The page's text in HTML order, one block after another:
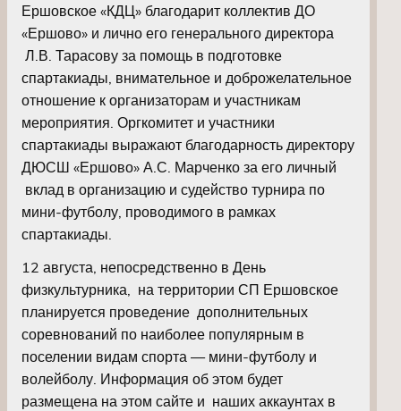
Ершовское «КДЦ» благодарит коллектив ДО
«Ершово» и лично его генерального директора
Л.В. Тарасову за помощь в подготовке
спартакиады, внимательное и доброжелательное
отношение к организаторам и участникам
мероприятия. Оргкомитет и участники
спартакиады выражают благодарность директору
ДЮСШ «Ершово» А.С. Марченко за его личный
вклад в организацию и судейство турнира по
мини-футболу, проводимого в рамках
спартакиады.
12 августа, непосредственно в День
физкультурника, на территории СП Ершовское
планируется проведение дополнительных
соревнований по наиболее популярным в
поселении видам спорта — мини-футболу и
волейболу. Информация об этом будет
размещена на этом сайте и наших аккаунтах в